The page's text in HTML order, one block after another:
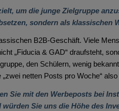
um die junge Zielgruppe
sondern als klassischen
B2B-Geschäft. Viele
„Fiducia & GAD“ draufsteht,
den Schülern, wenig
netten Posts pro Woche“
Sie mit den Werbeposts bei
Sie uns die Höhe des